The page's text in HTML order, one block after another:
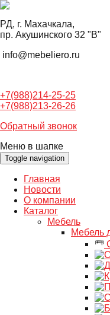
РД, г. Махачкала,
пр. Акушинского 32 "В"
info@mebeliero.ru
+7(988)214-25-25
+7(988)213-26-26
Обратный звонок
Меню в шапке
Toggle navigation
Главная
Новости
О компании
Каталог
Мебель
Мебель